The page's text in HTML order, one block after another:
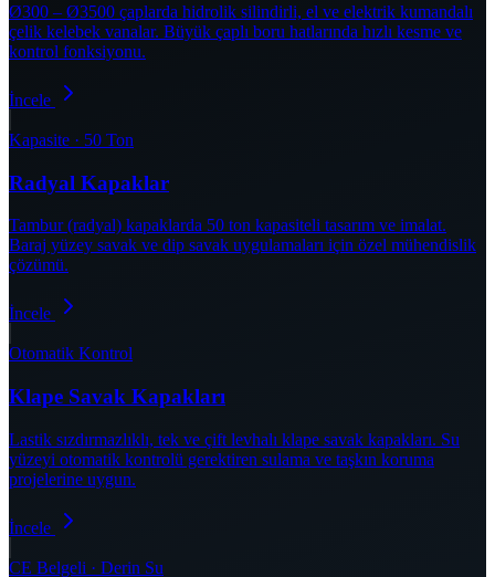
Ø300 – Ø3500 çaplarda hidrolik silindirli, el ve elektrik kumandalı
çelik kelebek vanalar. Büyük çaplı boru hatlarında hızlı kesme ve
kontrol fonksiyonu.
İncele
Kapasite · 50 Ton
Radyal Kapaklar
Tambur (radyal) kapaklarda 50 ton kapasiteli tasarım ve imalat.
Baraj yüzey savak ve dip savak uygulamaları için özel mühendislik
çözümü.
İncele
Otomatik Kontrol
Klape Savak Kapakları
Lastik sızdırmazlıklı, tek ve çift levhalı klape savak kapakları. Su
yüzeyi otomatik kontrolü gerektiren sulama ve taşkın koruma
projelerine uygun.
İncele
CE Belgeli · Derin Su